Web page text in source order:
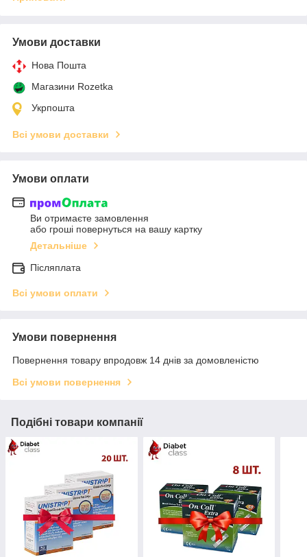
Умови доставки
Нова Пошта
Магазини Rozetka
Укрпошта
Всі умови доставки
Умови оплати
Ви отримаєте замовлення
або гроші повернуться на вашу картку
Детальніше
Післяплата
Всі умови оплати
Умови повернення
Повернення товару впродовж 14 днів за домовленістю
Всі умови повернення
Подібні товари компанії